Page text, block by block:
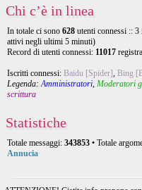
Chi c’è in linea
In totale ci sono 628 utenti connessi ::
attivi negli ultimi 5 minuti)
Record di utenti connessi: 11017
Iscritti connessi: Baidu [Spider], Bing
Legenda:Amministratori, Moderatori
scrittura
Statistiche
Totale messaggi: 343853 • Totale
Annucia